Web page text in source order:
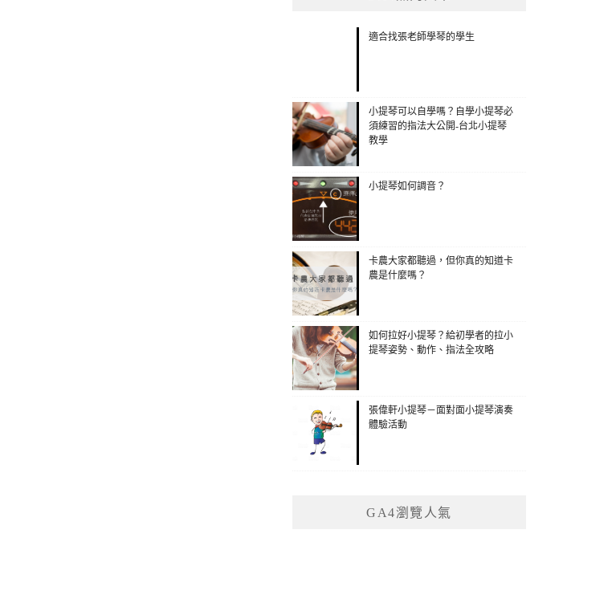
適合找張老師學琴的學生
小提琴可以自學嗎？自學小提琴必
須練習的指法大公開-台北小提琴
教學
小提琴如何調音？
卡農大家都聽過，但你真的知道卡
農是什麼嗎？
如何拉好小提琴？給初學者的拉小
提琴姿勢、動作、指法全攻略
張偉軒小提琴－面對面小提琴演奏
體驗活動
GA4瀏覽人氣